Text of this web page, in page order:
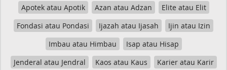
Apotek atau Apotik
Azan atau Adzan
Elite atau Elit
Fondasi atau Pondasi
Ijazah atau Ijasah
Ijin atau Izin
Imbau atau Himbau
Isap atau Hisap
Jenderal atau Jendral
Kaos atau Kaus
Karier atau Karir